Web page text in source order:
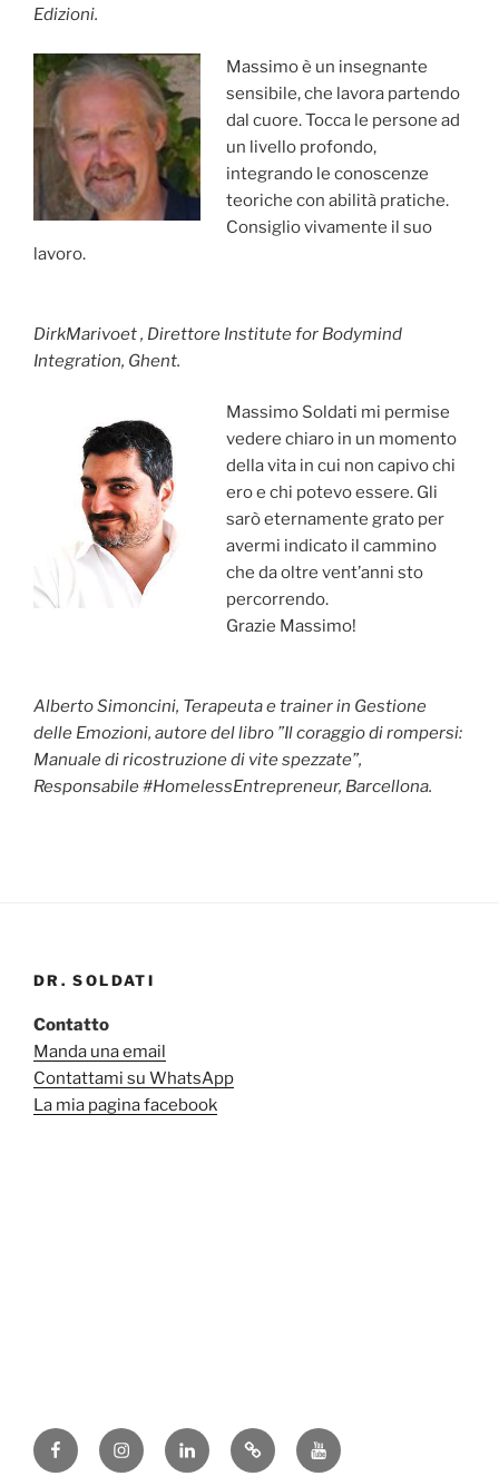
Edizioni.
Massimo è un insegnante
sensibile, che lavora partendo
dal cuore. Tocca le persone ad
un livello profondo,
integrando le conoscenze
teoriche con abilità pratiche.
Consiglio vivamente il suo
lavoro.
DirkMarivoet , Direttore Institute for Bodymind
Integration, Ghent.
Massimo Soldati mi permise
vedere chiaro in un momento
della vita in cui non capivo chi
ero e chi potevo essere. Gli
sarò eternamente grato per
avermi indicato il cammino
che da oltre vent’anni sto
percorrendo.
Grazie Massimo!
Alberto Simoncini, Terapeuta e trainer in Gestione
delle Emozioni, autore del libro ”Il coraggio di rompersi:
Manuale di ricostruzione di vite spezzate”,
Responsabile #HomelessEntrepreneur, Barcellona.
DR. SOLDATI
Contatto
Manda una email
Contattami su WhatsApp
La mia pagina facebook
FacebookInstagramLinkedinPinterestYoutube